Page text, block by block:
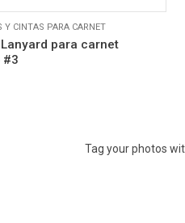
Y CINTAS PARA CARNET
para carnet
#3
Tag your photos